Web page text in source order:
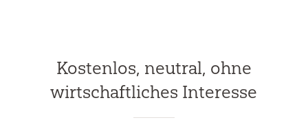
Kostenlos, neutral, ohne
wirtschaftliches Interesse